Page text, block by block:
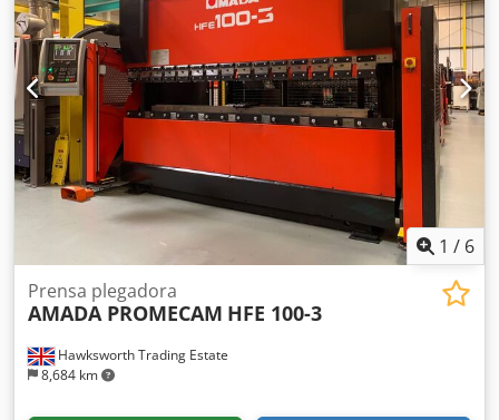
1997 Número de inventario: 01853 Cedoh H Duhopfx
Akbeha Descripción: TIPO HIDRÁULICA, DE MOVIMIENTO
VERTICAL PRESIÓN DE PLEGADO: 100 TONELADAS
LONGITUD DE PLEGADO: 3000 ALTURA DE APERTURA: 370
LONGITUD DE CARRERA: 100 PROFUNDIDAD DE LA GOLA:
400 ANCHO DE LA MESA: 60 NÚMERO DE EJES: 5
CONFIGURACIÓN DE LOS EJES: X1-X, Y1-Y2, R1-R2, TOPES
TRASEROS ALTURA DE LA MÁQUINA: 2340 POTENCIA DEL
MOTOR: 9 KW Se puede demostrar su funcionamiento.
FOLLETO E INFORMACIÓN ADICIONAL DISPONIBLE BAJO
1 / 6
Hawksworth Trading Estate
8,684 km
Prensa plegadora
AMADA PROMECAM HFE 100-3